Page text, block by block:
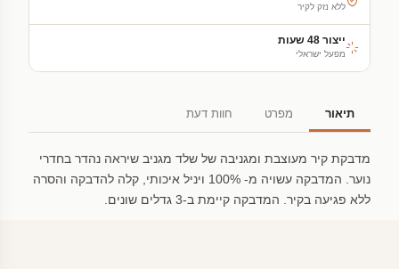
ללא נזק לקיר
ייצור 48 שעות
מפעל ישראלי
תיאור מפרט חוות דעת
מדבקת קיר מעוצבת ומגניבה של שלד מגניב שיראה נהדר בחדרי
נוער. המדבקה עשויה מ- 100% ויניל איכותי, קלה להדבקה והסרה
ללא פגיעה בקיר. המדבקה קיימת ב-3 גדלים שונים.